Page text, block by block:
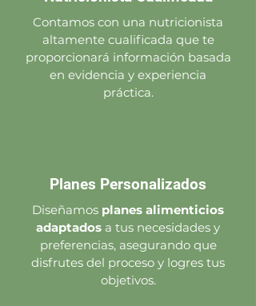
Contamos con una nutricionista
altamente cualificada que te
proporcionará información basada
en evidencia y experiencia
práctica.
Planes Personalizados
Diseñamos planes alimenticios
adaptados a tus necesidades y
preferencias, asegurando que
disfrutes del proceso y logres tus
objetivos.